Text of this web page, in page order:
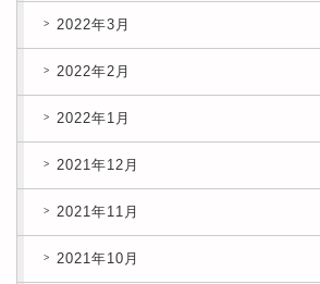
2022年3月
2022年2月
2022年1月
2021年12月
2021年11月
2021年10月